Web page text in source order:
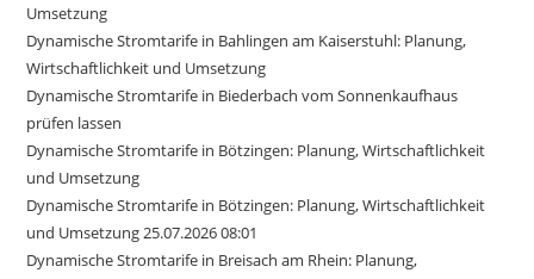
Umsetzung
Dynamische Stromtarife in Bahlingen am Kaiserstuhl: Planung,
Wirtschaftlichkeit und Umsetzung
Dynamische Stromtarife in Biederbach vom Sonnenkaufhaus
prüfen lassen
Dynamische Stromtarife in Bötzingen: Planung, Wirtschaftlichkeit
und Umsetzung
Dynamische Stromtarife in Bötzingen: Planung, Wirtschaftlichkeit
und Umsetzung 25.07.2026 08:01
Dynamische Stromtarife in Breisach am Rhein: Planung,